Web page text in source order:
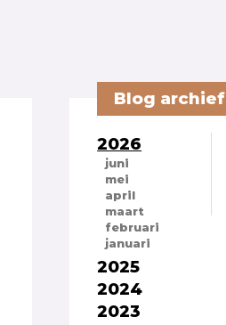
Blog archief
2026
juni
mei
april
maart
februari
januari
2025
2024
2023